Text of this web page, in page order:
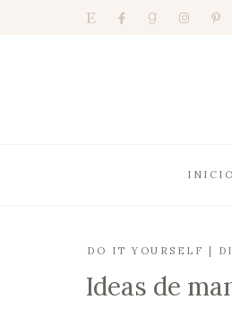
INICIO
DO IT YOURSELF |
Ideas de